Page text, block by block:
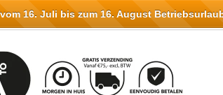
16. Juli bis zum 16. August